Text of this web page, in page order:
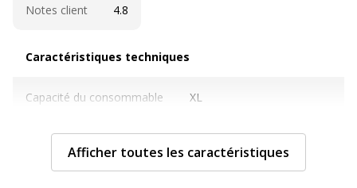
Notes client 4.8
Caractéristiques techniques
Capacité du consommable XL
Cartouches de marque Non
Afficher toutes les caractéristiques